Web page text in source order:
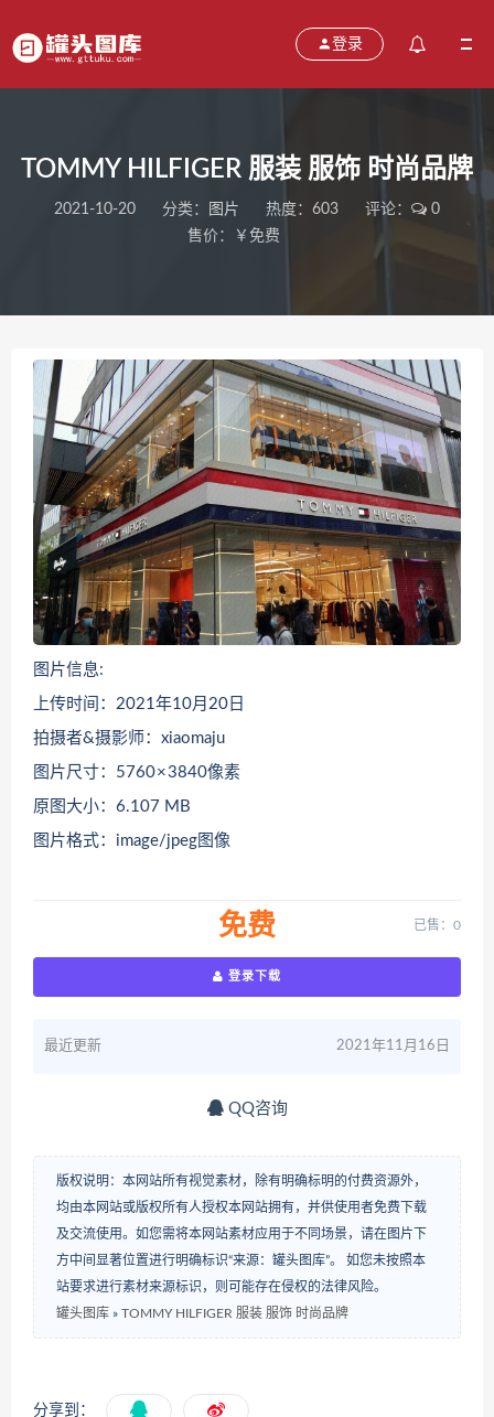
登录
TOMMY HILFIGER 服装 服饰 时尚品牌
2021-10-20 分类： 图片 热度：603 评论：
0
售价：￥免费
图片信息:
上传时间：2021年10月20日
拍摄者&摄影师：xiaomaju
图片尺寸：5760 × 3840像素
原图大小：6.107 MB
图片格式：image/jpeg图像
免费 已售：0
登录下载
最近更新 2021年11月16日
QQ咨询
版权说明：本网站所有视觉素材，除有明确标明的付费资源外，
均由本网站或版权所有人授权本网站拥有，并供使用者免费下载
及交流使用。如您需将本网站素材应用于不同场景，请在图片下
方中间显著位置进行明确标识“来源：罐头图库”。 如您未按照本
站要求进行素材来源标识，则可能存在侵权的法律风险。
罐头图库 » TOMMY HILFIGER 服装 服饰 时尚品牌
分享到：